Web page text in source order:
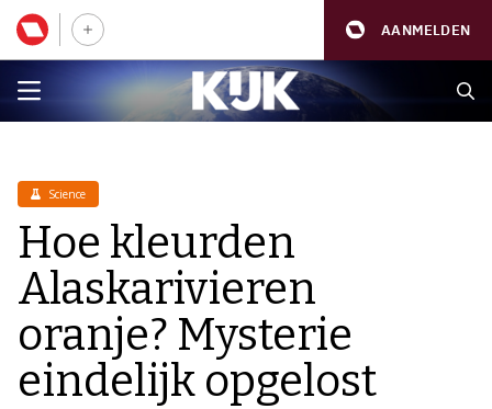
AANMELDEN
Science
Hoe kleurden
Alaskarivieren
oranje? Mysterie
eindelijk opgelost